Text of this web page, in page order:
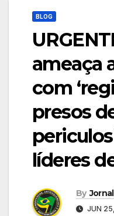
BLOG
ameaça
com
presos
líderes
By
JUN